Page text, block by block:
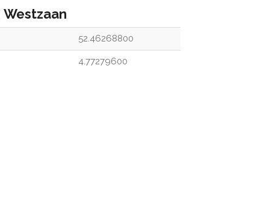
Westzaan
52.46268800
4.77279600